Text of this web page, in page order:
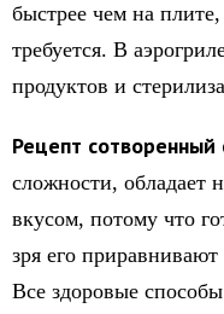
быстрее чем на
требуется. В
продуктов и
Рецепт сотворенный
сложности, обладает
вкусом, потому что
зря его
Все здоровые